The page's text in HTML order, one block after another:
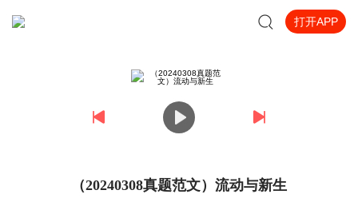
打开APP
（20240308真题范文）流动与新生